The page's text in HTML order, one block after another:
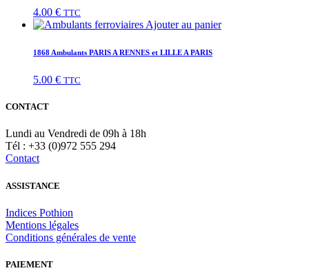
4.00 € TTC
Ajouter au panier
1868 Ambulants PARIS A RENNES et LILLE A PARIS
5.00 € TTC
CONTACT
Lundi au Vendredi de 09h à 18h
Tél : +33 (0)972 555 294
Contact
ASSISTANCE
Indices Pothion
Mentions légales
Conditions générales de vente
PAIEMENT